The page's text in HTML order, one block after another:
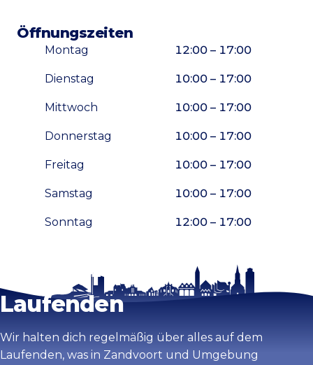
Öffnungszeiten
Montag 12:00 – 17:00
Dienstag 10:00 – 17:00
Mittwoch 10:00 – 17:00
Donnerstag 10:00 – 17:00
Freitag 10:00 – 17:00
Samstag 10:00 – 17:00
Sonntag 12:00 – 17:00
Karte vergrößern
Bleib auf dem
Laufenden
Wir halten dich regelmäßig über alles auf dem
Laufenden, was in Zandvoort und Umgebung